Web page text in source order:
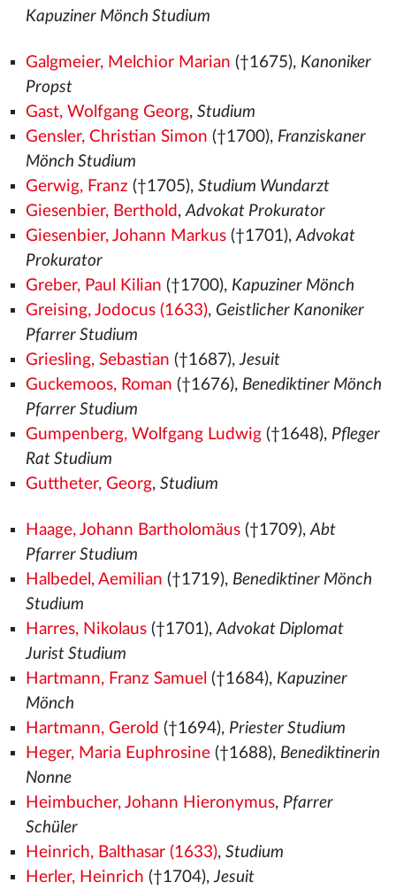
Kapuziner Mönch Studium
Galgmeier, Melchior Marian (†1675), Kanoniker
Propst
Gast, Wolfgang Georg, Studium
Gensler, Christian Simon (†1700), Franziskaner
Mönch Studium
Gerwig, Franz (†1705), Studium Wundarzt
Giesenbier, Berthold ,Advokat Prokurator
Giesenbier, Johann Markus(†1701),Advokat
Prokurator
Greber, Paul Kilian (†1700), Kapuziner Mönch
Greising, Jodocus (1633), Geistlicher Kanoniker
Pfarrer Studium
Griesling, Sebastian (†1687),Jesuit
Guckemoos, Roman (†1676), Benediktiner Mönch
Pfarrer Studium
Gumpenberg, Wolfgang Ludwig(†1648), Pfleger
Rat Studium
Guttheter, Georg, Studium
Haage, Johann Bartholomäus(†1709),Abt
Pfarrer Studium
Halbedel, Aemilian (†1719), Benediktiner Mönch
Studium
Harres, Nikolaus(†1701),Advokat Diplomat
Jurist Studium
Hartmann, Franz Samuel (†1684), Kapuziner
Mönch
Hartmann, Gerold (†1694), Priester Studium
Heger, Maria Euphrosine(†1688), Benediktinerin
Nonne
Heimbucher, Johann Hieronymus, Pfarrer
Schüler
Heinrich, Balthasar (1633), Studium
Herler, Heinrich (†1704),Jesuit